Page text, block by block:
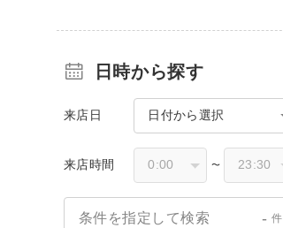
日時から探す
来店日 日付から選択
来店時間 〜
条件を指定して検索 - 件